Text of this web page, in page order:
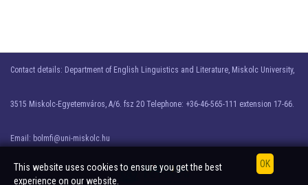
This website uses cookies to ensure you get the best
experience on our website.
Contact details: Department of English Linguistics and Literature, Miskolc University,
3515 Miskolc-Egyetemváros, A/6. fsz 20 Telephone: +36-46-565-111 extension 17-66.
Email: bolmfi@uni-miskolc.hu